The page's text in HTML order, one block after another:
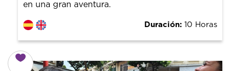
en una gran aventura.
Duración: 10 Horas